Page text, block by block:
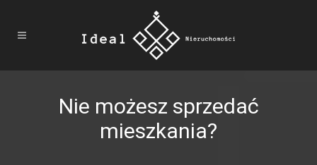
Nie możesz sprzedać
mieszkania?